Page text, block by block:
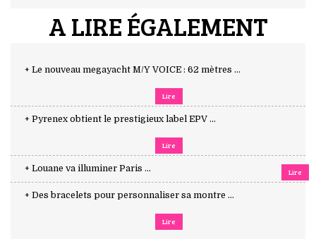
A LIRE ÉGALEMENT
+ Le nouveau megayacht M/Y VOICE : 62 mètres ...
Lire
+ Pyrenex obtient le prestigieux label EPV ...
Lire
+ Louane va illuminer Paris ... Lire
+ Des bracelets pour personnaliser sa montre ...
Lire